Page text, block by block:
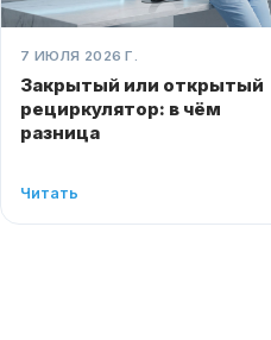
7 ИЮЛЯ 2026 Г.
Закрытый или открытый
рециркулятор: в чём
разница
Читать